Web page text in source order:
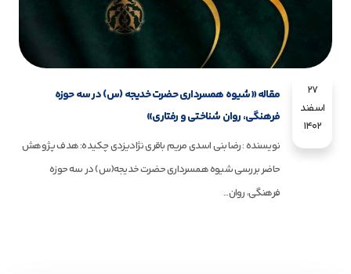
27
اسفند
1402
مقاله «شیوه همسرداری حضرت خدیجه (س) در سه حوزه
فرهنگی، روان شناختی و رفتاری»
نویسنده : رضا بنی اسدی مریم باقری نژادیزدی چکیده: هدف پژوهش
حاضر بررسی شیوه همسرداری حضرت خدیجه(س) در سه حوزه
فرهنگی، روان...